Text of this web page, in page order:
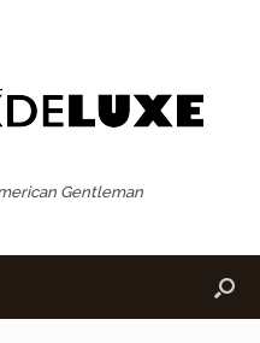
Gentleman